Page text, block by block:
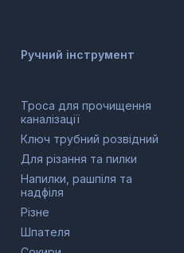
Ручний інструмент
Троса для прочищення
каналізації
Ключ трубний розвідний
Для різання та пилки
Напилки, рашпіля та
надфіля
Різне
Шпателя